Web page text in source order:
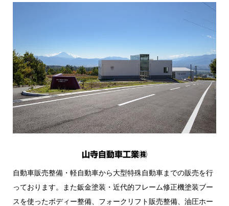
山寺自動車工業㈱
自動車販売整備・軽自動車から大型特殊自動車までの販売を行
っております。また鈑金塗装・近代的フレーム修正機塗装ブー
スを使ったボディー整備、フォークリフト販売整備、油圧ホー